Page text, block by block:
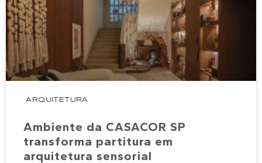
ARQUITETURA
Ambiente da CASACOR SP
transforma partitura em
arquitetura sensorial